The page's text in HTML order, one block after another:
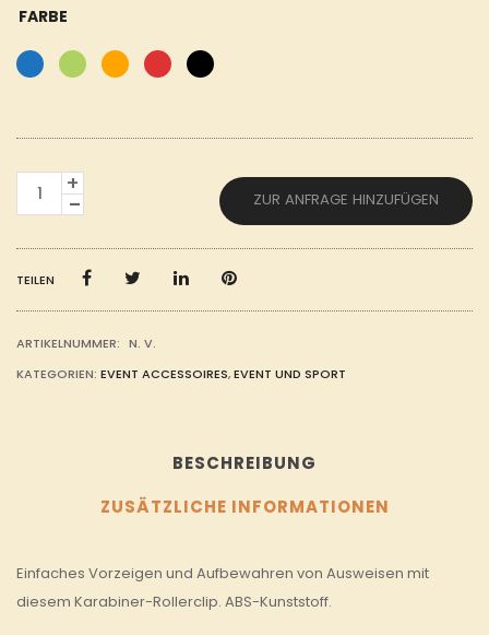
FARBE
ROLLERCLIP
MENGE
ZUR ANFRAGE HINZUFÜGEN
TEILEN
ARTIKELNUMMER: N. V.
KATEGORIEN: EVENT ACCESSOIRES,EVENT UND SPORT
BESCHREIBUNG
ZUSÄTZLICHE INFORMATIONEN
Einfaches Vorzeigen und Aufbewahren von Ausweisen mit
diesem Karabiner-Rollerclip. ABS-Kunststoff.